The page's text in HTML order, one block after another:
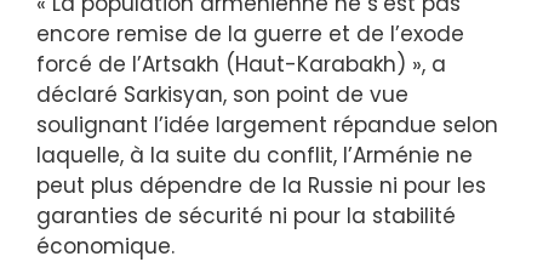
encore remise de la guerre et de l’exode
forcé de l’Artsakh (Haut-Karabakh) », a
déclaré Sarkisyan, son point de vue
soulignant l’idée largement répandue selon
laquelle, à la suite du conflit, l’Arménie ne
peut plus dépendre de la Russie ni pour les
garanties de sécurité ni pour la stabilité
économique.